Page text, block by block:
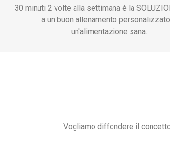
30 minuti 2 volte alla settimana è la
a un buon allenamento
un'alimentazione sana.
Vogliamo diffondere il